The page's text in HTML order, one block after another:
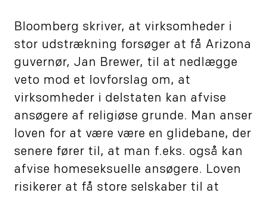
Bloomberg skriver, at virksomheder i
stor udstrækning forsøger at få Arizona
guvernør, Jan Brewer, til at nedlægge
veto mod et lovforslag om, at
virksomheder i delstaten kan afvise
ansøgere af religiøse grunde. Man anser
loven for at være være en glidebane, der
senere fører til, at man f.eks. også kan
afvise homeseksuelle ansøgere. Loven
risikerer at få store selskaber til at